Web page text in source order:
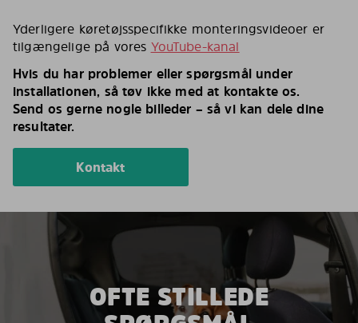
Yderligere køretøjsspecifikke monteringsvideoer er
tilgængelige på vores YouTube-kanal
Hvis du har problemer eller spørgsmål under
installationen, så tøv ikke med at kontakte os.
Send os gerne nogle billeder – så vi kan dele dine
resultater.
Kontakt
OFTE STILLEDE